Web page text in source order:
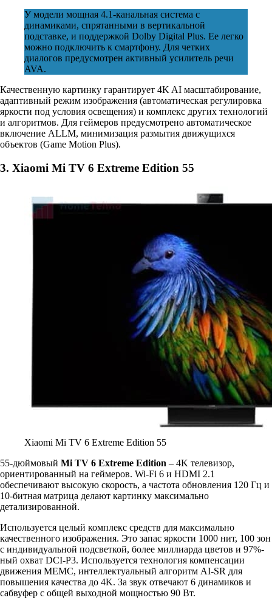
У модели мощная 4.1-канальная система с
динамиками, спрятанными в вертикальной
подставке, и поддержкой Dolby Digital Plus. Ее легко
можно подключить к смартфону. Для четких
диалогов предусмотрен активный усилитель речи
AVA.
Качественную картинку гарантирует 4K AI масштабирование,
адаптивный режим изображения (автоматическая регулировка
яркости под условия освещения) и комплекс других технологий
и алгоритмов. Для геймеров предусмотрено автоматическое
включение ALLM, минимизация размытия движущихся
объектов (Game Motion Plus).
3. Xiaomi Mi TV 6 Extreme Edition 55
Xiaomi Mi TV 6 Extreme Edition 55
55-дюймовый Mi TV 6 Extreme Edition – 4K телевизор,
ориентированный на геймеров. Wi-Fi 6 и HDMI 2.1
обеспечивают высокую скорость, а частота обновления 120 Гц и
10-битная матрица делают картинку максимально
детализированной.
Используется целый комплекс средств для максимально
качественного изображения. Это запас яркости 1000 нит, 100 зон
с индивидуальной подсветкой, более миллиарда цветов и 97%-
ный охват DCI-P3. Используется технология компенсации
движения MEMC, интеллектуальный алгоритм AI-SR для
повышения качества до 4K. За звук отвечают 6 динамиков и
сабвуфер с общей выходной мощностью 90 Вт.